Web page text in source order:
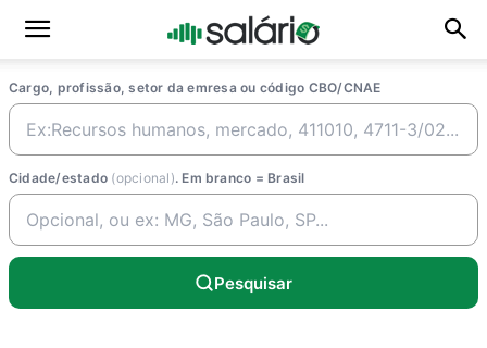
Cargo, profissão, setor da emresa ou código CBO/CNAE
Cidade/estado (opcional). Em branco = Brasil
Pesquisar